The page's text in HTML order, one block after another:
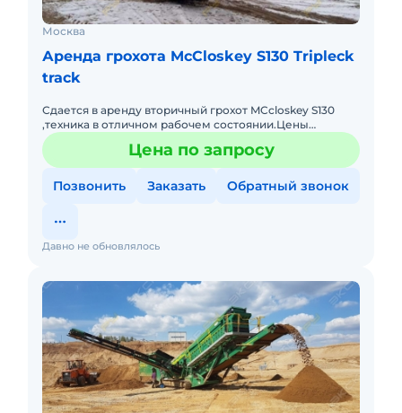
Москва
Аренда грохота McCloskey S130 Tripleck
track
Сдается в аренду вторичный грохот MCcloskey S130
,техника в отличном рабочем состоянии.Цены
обсуждаются,в зависимости от условий эксплуатации.
Так же готовы преЦена по запросу
Позвонить Заказать Обратный звонок
Давно не обновлялось